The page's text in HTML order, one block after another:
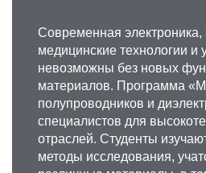
Современная электроника,
медицинские технологии и
невозможны без новых
материалов. Программа
полупроводников и
специалистов для
отраслей. Студенты
методы исследования,